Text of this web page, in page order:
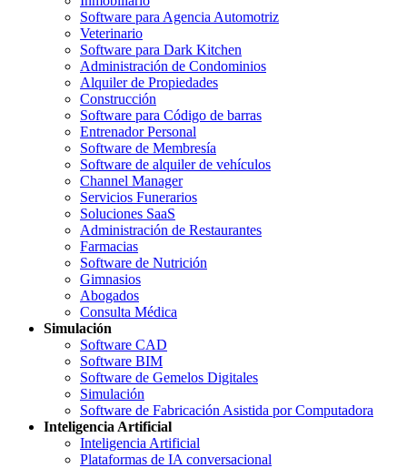
Software para Agencia Automotriz
Veterinario
Software para Dark Kitchen
Administración de Condominios
Alquiler de Propiedades
Construcción
Software para Código de barras
Entrenador Personal
Software de Membresía
Software de alquiler de vehículos
Channel Manager
Servicios Funerarios
Soluciones SaaS
Administración de Restaurantes
Farmacias
Software de Nutrición
Gimnasios
Abogados
Consulta Médica
Simulación
Software CAD
Software BIM
Software de Gemelos Digitales
Simulación
Software de Fabricación Asistida por Computadora
Inteligencia Artificial
Inteligencia Artificial
Plataformas de IA conversacional